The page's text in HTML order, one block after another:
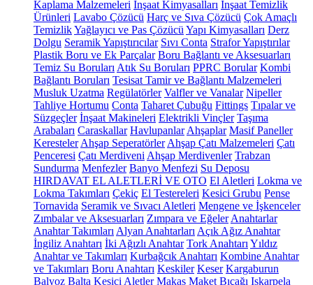
Kaplama Malzemeleri İnşaat Kimyasalları İnşaat Temizlik
Ürünleri Lavabo Çözücü Harç ve Sıva Çözücü Çok Amaçlı
TemizlikYağlayıcı ve Pas Çözücü Yapı Kimyasalları Derz
Dolgu Seramik Yapıştırıcılar Sıvı Conta Strafor Yapıştırılar
Plastik Boru ve Ek Parçalar Boru Bağlantı ve Aksesuarları
Temiz Su Boruları Atık Su Boruları PPRC Borular Kombi
Bağlantı Boruları Tesisat Tamir ve Bağlantı Malzemeleri
Musluk Uzatma Regülatörler Valfler ve Vanalar Nipeller
Tahliye Hortumu Conta Taharet Çubuğu Fittings Tıpalar ve
Süzgeçler İnşaat Makineleri Elektrikli Vinçler Taşıma
Arabaları Caraskallar Havlupanlar Ahşaplar Masif Paneller
Keresteler Ahşap Seperatörler Ahşap Çatı Malzemeleri Çatı
Penceresi Çatı Merdiveni Ahşap Merdivenler Trabzan
Sundurma Menfezler Banyo Menfezi Su Deposu
HIRDAVAT EL ALETLERİ VE OTO El Aletleri Lokma ve
Lokma Takımları Çekiç El Testereleri Kesici Grubu Pense
Tornavida Seramik ve Sıvacı Aletleri Mengene ve İşkenceler
Zımbalar ve Aksesuarları Zımpara ve Eğeler Anahtarlar
Anahtar Takımları Alyan Anahtarları Açık Ağız Anahtar
İngiliz Anahtarı İki Ağızlı Anahtar Tork Anahtarı Yıldız
Anahtar ve Takımları Kurbağcık Anahtarı Kombine Anahtar
ve Takımları Boru Anahtarı Keskiler Keser Kargaburun
Balyoz Balta Kesici Aletler Makas Maket Bıçağı Iskarpela